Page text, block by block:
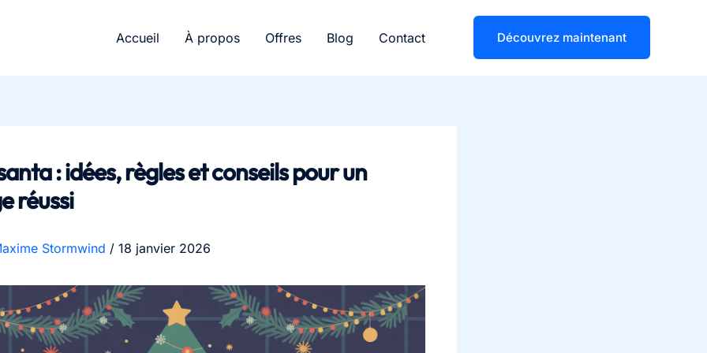
Accueil À propos Offres Blog Contact Découvrez maintenant
: idées, règles et conseils pour un
réussi
Stormwind / 18 janvier 2026